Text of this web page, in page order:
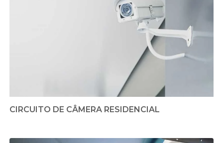
CIRCUITO DE CÂMERA RESIDENCIAL